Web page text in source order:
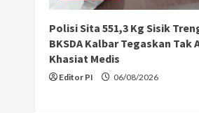
Polisi Sita 551,3 Kg Sisik
BKSDA Kalbar Tegaskan Tak
Khasiat Medis
Editor PI 06/08/2026